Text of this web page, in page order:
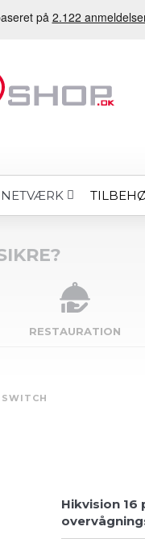
NETVÆRK
RESTAURATION
Hikvision 16